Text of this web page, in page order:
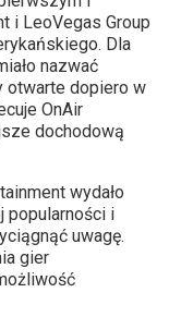
i LeoVegas Group
Dla
nazwać
otwarte dopiero w
OnAir
dochodową
wydało
popularności i
uwagę.
gier